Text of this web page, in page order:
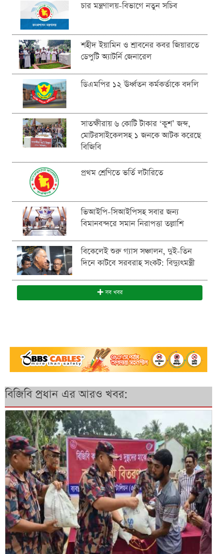
চার মন্ত্রণালয়-বিভাগে নতুন সচিব
শহীদ ইয়ামিন ও শ্রাবনের কবর জিয়ারতে
ডেপুটি অ্যাটর্নি জেনারেল
ডিএমপির ১২ ঊর্ধ্বতন কর্মকর্তাকে বদলি
সাতক্ষীরায় ৬ কোটি টাকার ‘কুশ’ জব্দ,
মোটরসাইকেলসহ ১ জনকে আটক করেছে
বিজিবি
প্রথম শ্রেণিতে ভর্তি লটারিতে
ভিআইপি-সিআইপিসহ সবার জন্য
বিমানবন্দরে সমান নিরাপত্তা তল্লাশি
বিকেলেই শুরু গ্যাস সঞ্চালন, দুই-তিন
দিনে কাটবে সরবরাহ সংকট: বিদ্যুৎমন্ত্রী
সব খবর
বিজিবি প্রধান এর আরও খবর: